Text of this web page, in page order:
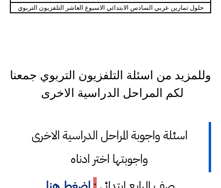
حلول تمارين عربي السادس الابتدائي الاسبوع العاشر التلفزيون التربوي
وللمزيد من اسئلة التلفزيون التربوي جمعنا
لكم المراحل الدراسية الاخرى
اسئلة واجوبة المراحل الدراسية الاخرى
واجوبتها اختر ادناه